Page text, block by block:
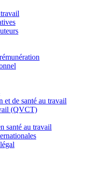
et de santé au travail
(QVCT)
santé au travail